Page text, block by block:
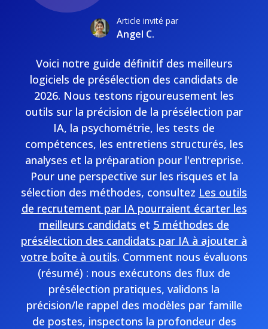
Article invité par
Angel C.
Voici notre guide définitif des meilleurs
logiciels de présélection des candidats de
2026. Nous testons rigoureusement les
outils sur la précision de la présélection par
IA, la psychométrie, les tests de
compétences, les entretiens structurés, les
analyses et la préparation pour l'entreprise.
Pour une perspective sur les risques et la
sélection des méthodes, consultez Les outils
de recrutement par IA pourraient écarter les
meilleurs candidats et 5 méthodes de
présélection des candidats par IA à ajouter à
votre boîte à outils. Comment nous évaluons
(résumé) : nous exécutons des flux de
présélection pratiques, validons la
précision/le rappel des modèles par famille
de postes, inspectons la profondeur des